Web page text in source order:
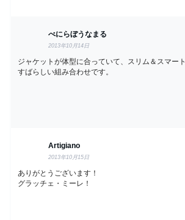
べにらぼうなまる
2013年10月14日
ジャケットが体型に合っていて、スリム＆スマート
すばらしい組み合わせです。
Artigiano
2013年10月15日
ありがとうございます！
グラッチェ・ミーレ！